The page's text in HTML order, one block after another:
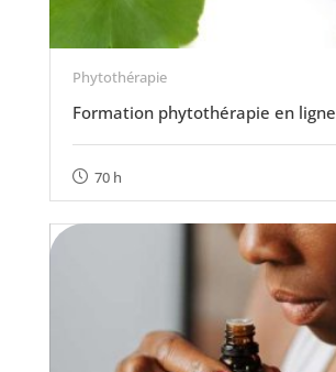
Phytothérapie
Formation phytothérapie en ligne
70 h